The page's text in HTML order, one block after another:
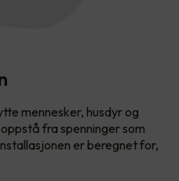
mennesker, husdyr og
fra spenninger som
er beregnet for,